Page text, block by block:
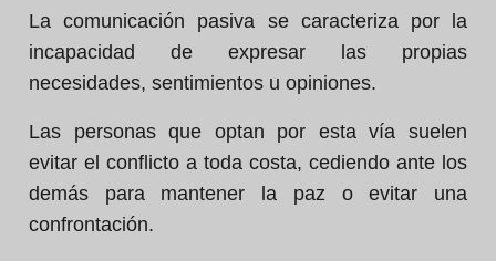
La comunicación pasiva se caracteriza por la
incapacidad de expresar las propias
necesidades, sentimientos u opiniones.
Las personas que optan por esta vía suelen
evitar el conflicto a toda costa, cediendo ante los
demás para mantener la paz o evitar una
confrontación.